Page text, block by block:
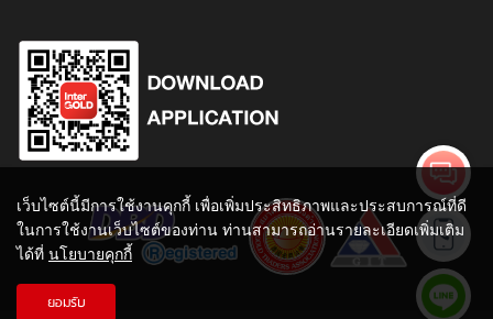
เว็บไซต์นี้มีการใช้งานคุกกี้ เพื่อเพิ่มประสิทธิภาพและประสบการณ์ที่ดี
ในการใช้งานเว็บไซต์ของท่าน ท่านสามารถอ่านรายละเอียดเพิ่มเติม
ได้ที่ นโยบายคุกกี้
ยอมรับ